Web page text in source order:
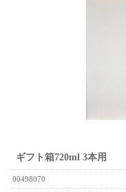
ギフト箱720ml 3本用
00498070